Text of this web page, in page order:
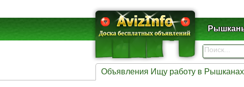
Объявления Ищу работу в Рышканах